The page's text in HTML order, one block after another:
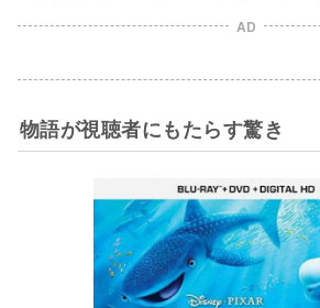
AD
物語が視聴者にもたらす驚き